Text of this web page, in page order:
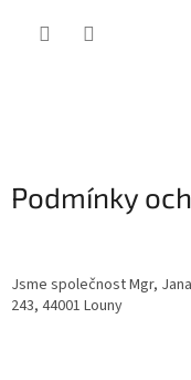
Podmínky
Jsme společnost Mgr,
243, 44001 Louny